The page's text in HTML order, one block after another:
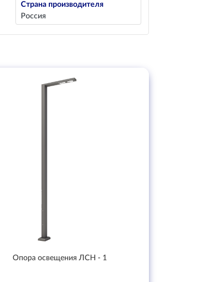
Страна производителя
Россия
Опора освещения ЛСН - 1